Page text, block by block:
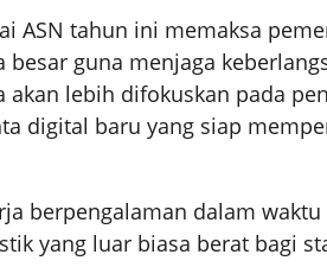
ASN tahun ini memaksa
guna menjaga
akan lebih difokuskan pada
digital baru yang siap
berpengalaman dalam
yang luar biasa berat bagi